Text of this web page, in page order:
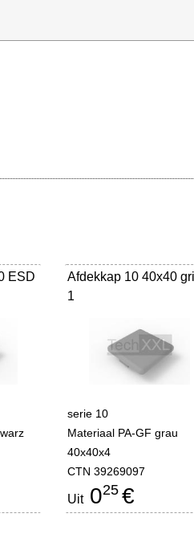
ESD
Afdekkap 10 40x40
1
serie 10
Materiaal PA-GF grau
40x40x4
CTN 39269097
Uit025 €